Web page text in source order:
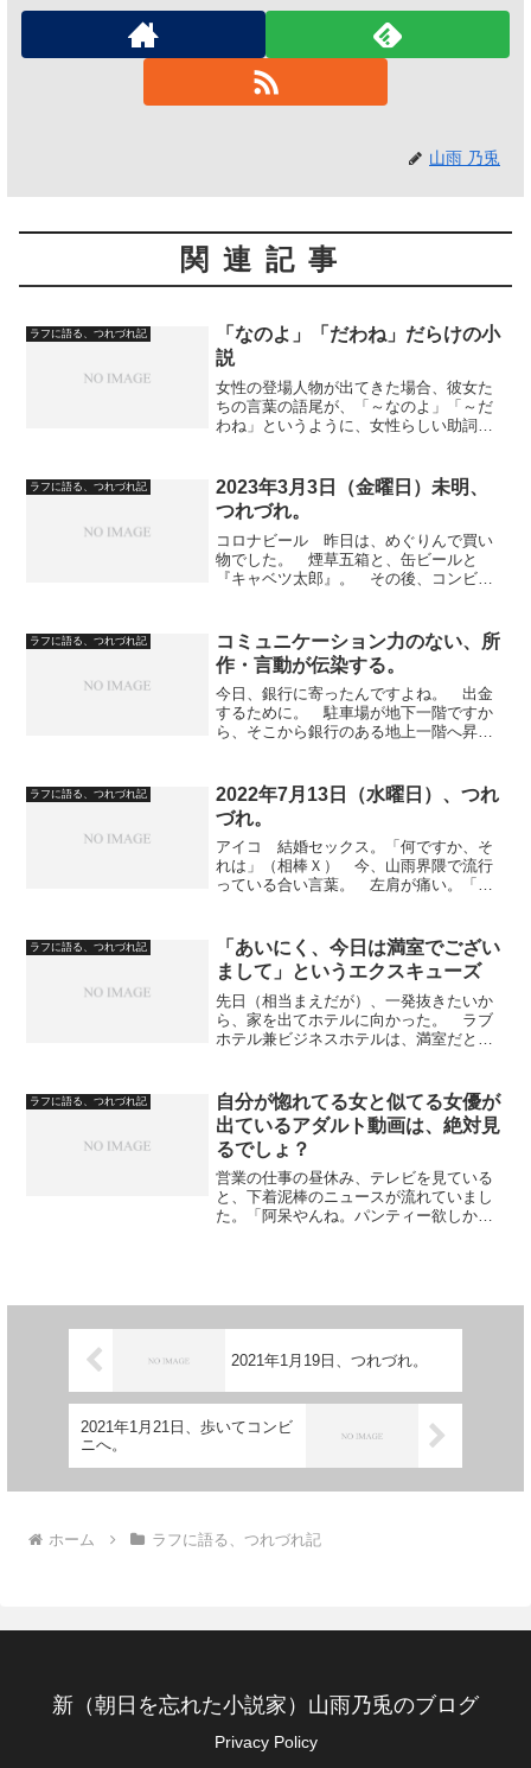
山雨 乃兎
関連記事
ラフに語る、つれづれ記
「なのよ」「だわね」だらけの小
説
女性の登場人物が出てきた場合、彼女た
ちの言葉の語尾が、「～なのよ」「～だ
わね」というように、女性らしい助詞か
ね」は、少し上から目線ですよね。 登
場人物の男性が、かわいが...
ラフに語る、つれづれ記
2023年3月3日（金曜日）未明、
つれづれ。
コロナビール 昨日は、めぐりんで買い
物でした。 煙草五箱と、缶ビールと
『キャベツ太郎』。 その後、コンビニ
いました。 一個４００円だって。高い
ね。 バスを待つ間、バス停...
ラフに語る、つれづれ記
コミュニケーション力のない、所
作・言動が伝染する。
今日、銀行に寄ったんですよね。 出金
するために。 駐車場が地下一階ですか
ら、そこから銀行のある地上一階へ昇ろ
ルの従業員の方とその取引先の方が乗ら
れていたので、地下二階の...
ラフに語る、つれづれ記
2022年7月13日（水曜日）、つれ
づれ。
アイコ 結婚セックス。「何ですか、そ
れは」（相棒Ｘ） 今、山雨界隈で流行
っている合い言葉。 左肩が痛い。「何
（相棒Ｘ）ーーーーーーーーーーーーー
ーーーーーーーーーーーー ...
ラフに語る、つれづれ記
「あいにく、今日は満室でござい
まして」というエクスキューズ
先日（相当まえだが）、一発抜きたいか
ら、家を出てホテルに向かった。 ラブ
ホテル兼ビジネスホテルは、満室だと言
テルから、近くのビジネスホテルに向か
う。： 対応する従業員が...
ラフに語る、つれづれ記
自分が惚れてる女と似てる女優が
出ているアダルト動画は、絶対見
るでしょ？
営業の仕事の昼休み、テレビを見ている
と、下着泥棒のニュースが流れていまし
た。「阿呆やんね。パンティー欲しかっ
2021年1月19日、つれづれ。
2021年1月21日、歩いてコンビ
ニへ。
ホーム ラフに語る、つれづれ記
新（朝日を忘れた小説家）山雨乃兎のブログ
Privacy Policy